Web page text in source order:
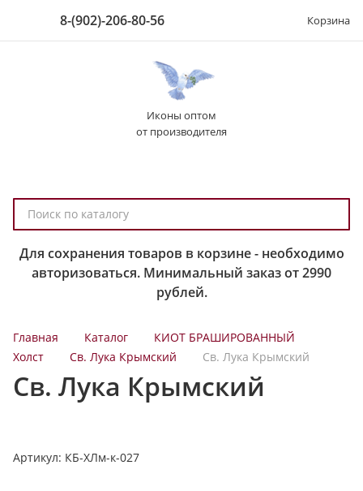
8-(902)-206-80-56 Корзина
Иконы оптом
от производителя
о
к
а
т
г
Для сохранения товаров в корзине - необходимо
авторизоваться. Минимальный заказ от 2990
рублей.
Главная Каталог
КИОТ БРАШИРОВАННЫЙ
Холст
Св. Лука Крымский Св. Лука Крымский
Св. Лука Крымский
Артикул: КБ-ХЛм-к-027